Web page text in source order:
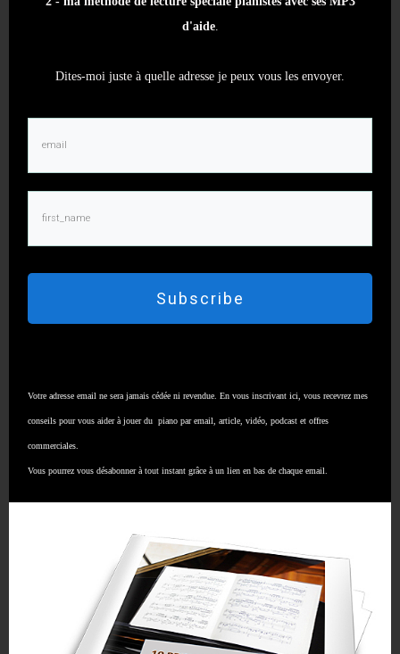
de recevoir :
dans l'apprentissage d'un morceau".
- etma méthode de lecture de notesspéciale
Dites-moi juste à quelle adresse je peux vous
Subscribe
4 commentaires
d'aide.
Dites-moi juste à quelle adresse je peux vous les envoyer.
Subscribe
Votre adresse email ne sera jamais cédée ni revendue. En vous inscrivant ici, vous recevrez mes
conseils pour vous aider à jouer du piano par email, article, vidéo, podcast et offres
commerciales.
Vous pourrez vous désabonner à tout instant grâce à un lien en bas de chaque email.